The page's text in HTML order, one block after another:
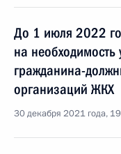
До 1 июля 2022
на необходимость
гражданина-
организаций ЖКХ
30 декабря 2021 года,